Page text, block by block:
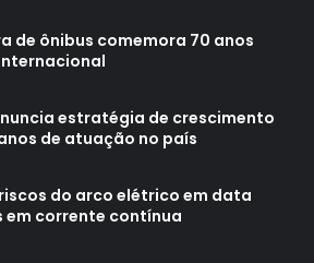
de ônibus comemora 70 anos
estratégia de crescimento
de atuação no país
do arco elétrico em data
em corrente contínua